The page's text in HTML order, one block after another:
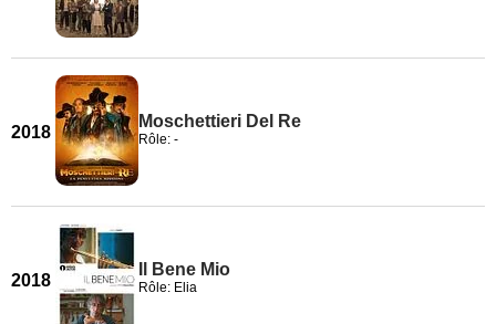
2018
Moschettieri Del Re
Rôle: -
2018
Il Bene Mio
Rôle: Elia